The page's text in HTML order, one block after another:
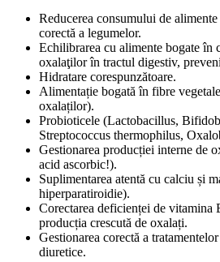
Reducerea consumului de
corectă a legumelor.
Echilibrarea cu alimente bogate în
oxalaţilor în tractul digestiv,
Hidratare corespunzătoare.
Alimentație bogată în fibre
oxalaților).
Probioticele (Lactobacillus,
Streptococcus thermophilus,
Gestionarea producției interne de
acid ascorbic!).
Suplimentarea atentă cu calciu și
hiperparatiroidie).
Corectarea deficienței de vitamina
producția crescută de oxalați.
Gestionarea corectă a
diuretice.